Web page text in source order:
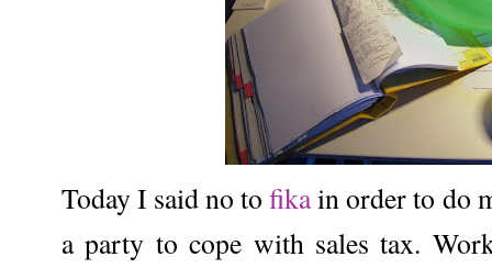
Today I said no to fikain order to do
a party to cope with sales tax.